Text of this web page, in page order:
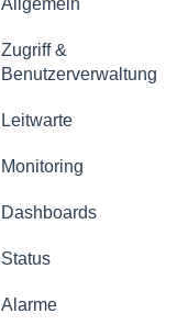
Amperecloud Platform -
Workflows
Amperecloud Log
Support & Hilfe
Zugriff &
Benutzerverwaltung
Leitwarte
Monitoring
Dashboards
Status
Alarme